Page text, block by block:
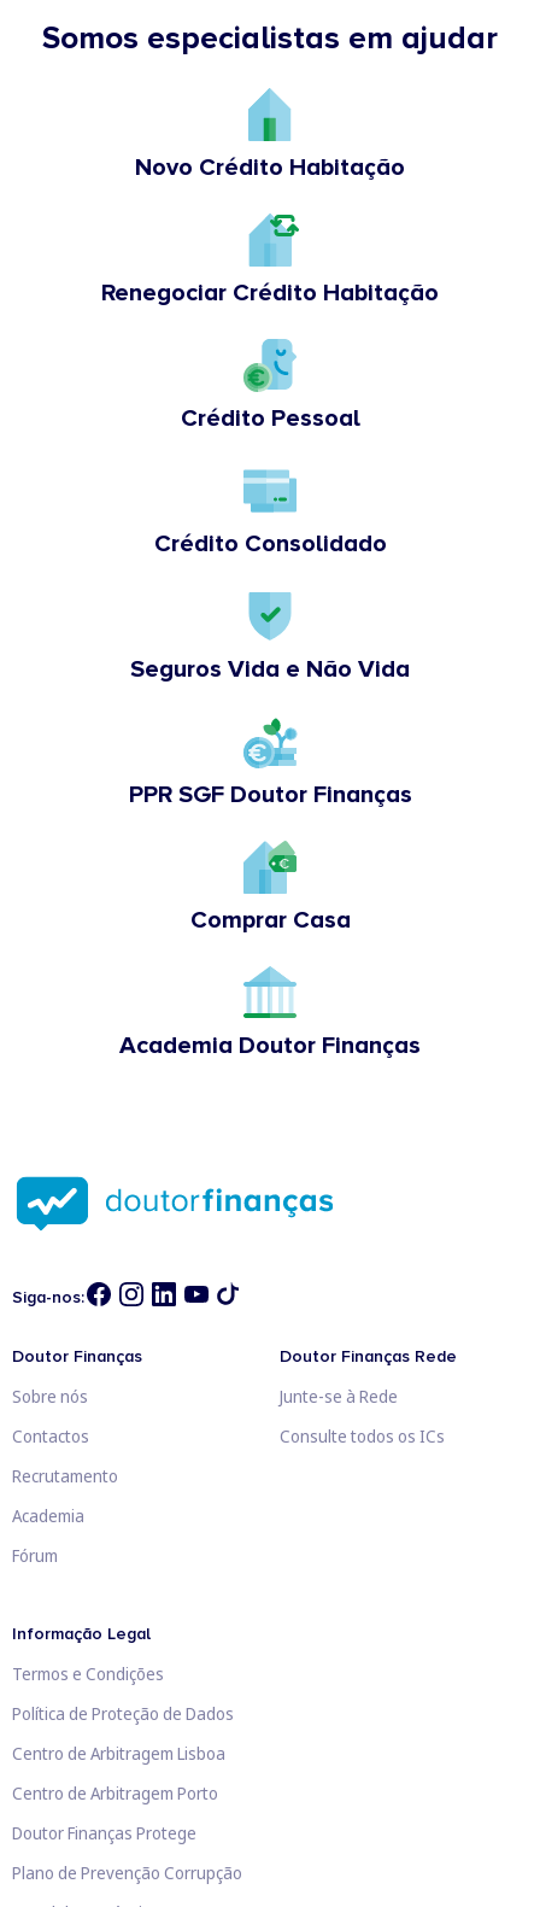
Somos especialistas em ajudar
Novo Crédito Habitação
Renegociar Crédito Habitação
Crédito Pessoal
Crédito Consolidado
Seguros Vida e Não Vida
PPR SGF Doutor Finanças
Comprar Casa
Academia Doutor Finanças
Siga-nos:
Doutor Finanças
Sobre nós
Contactos
Recrutamento
Academia
Fórum
Doutor Finanças Rede
Junte-se à Rede
Consulte todos os ICs
Informação Legal
Termos e Condições
Política de Proteção de Dados
Centro de Arbitragem Lisboa
Centro de Arbitragem Porto
Doutor Finanças Protege
Plano de Prevenção Corrupção